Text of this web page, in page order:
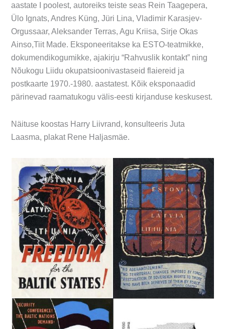
aastate I poolest, autoreiks teiste seas Rein Taagepera,
Ülo Ignats, Andres Küng, Jüri Lina, Vladimir Karasjev-
Orgussaar, Aleksander Terras, Agu Kriisa, Sirje Okas
Ainso,Tiit Made. Eksponeeritakse ka ESTO-teatmikke,
dokumendikogumikke, ajakirju “Rahvuslik kontakt” ning
Nõukogu Liidu okupatsioonivastaseid flaiereid ja
postkaarte 1970.-1980. aastatest. Kõik eksponaadid
pärinevad raamatukogu välis-eesti kirjanduse keskusest.
Näituse koostas Harry Liivrand, konsulteeris Juta
Laasma, plakat Rene Haljasmäe.